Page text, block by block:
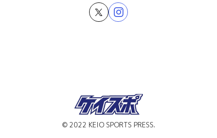
© 2022 KEIO SPORTS PRESS.